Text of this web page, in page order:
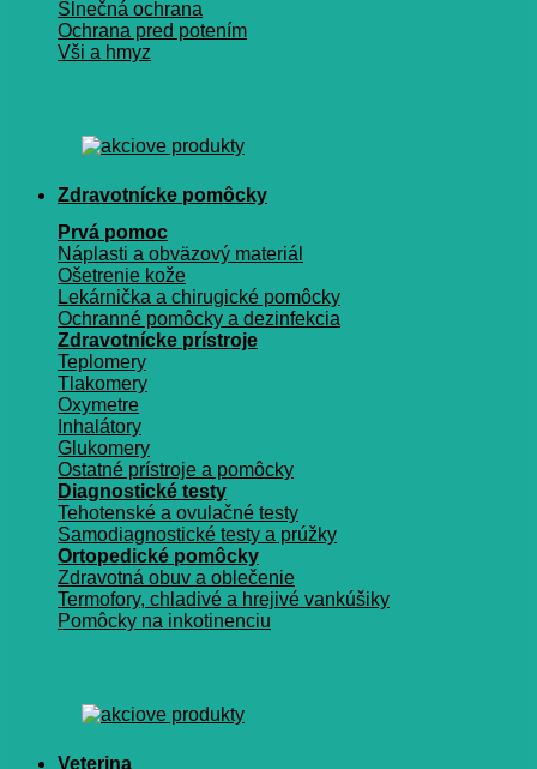
Slnečná ochrana
Ochrana pred potením
Vši a hmyz
Zdravotnícke pomôcky
Prvá pomoc
Náplasti a obväzový materiál
Ošetrenie kože
Lekárnička a chirugické pomôcky
Ochranné pomôcky a dezinfekcia
Zdravotnícke prístroje
Teplomery
Tlakomery
Oxymetre
Inhalátory
Glukomery
Ostatné prístroje a pomôcky
Diagnostické testy
Tehotenské a ovulačné testy
Samodiagnostické testy a prúžky
Ortopedické pomôcky
Zdravotná obuv a oblečenie
Termofory, chladivé a hrejivé vankúšiky
Pomôcky na inkotinenciu
Veterina